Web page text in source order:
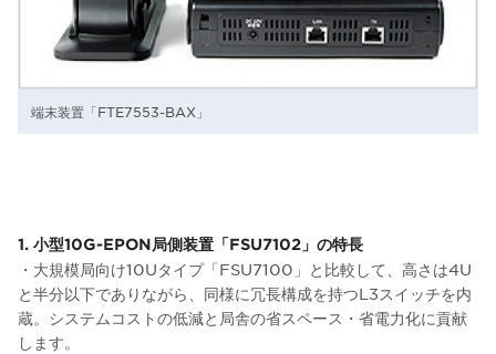
端末装置「FTE7553-BAX」
1. 小型10G-EPON局側装置「FSU7102」の特長
・大規模局向け10Uタイプ「FSU7100」と比較して、高さは4U
と半分以下でありながら、同様に冗長構成を持つL3スイッチを内
蔵。システムコストの低減と局舎の省スペース・省電力化に貢献
します。